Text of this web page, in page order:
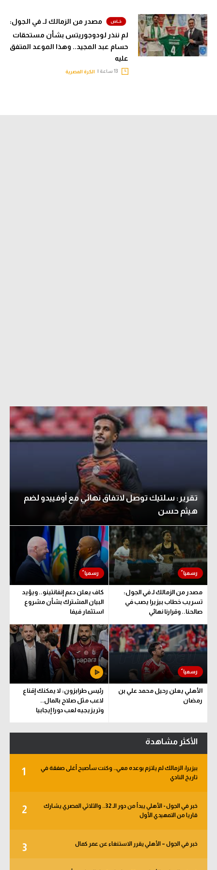
مصدر من الزمالك لـ في الجول:
لم ننذر لودوجوريتس بشأن مستحقات
حسام عبد المجيد.. وهذا الموعد المتفق
عليه
الكرة المصرية
تقرير: سلتيك توصل لاتفاق نهائي مع أوفييدو لضم
هيثم حسن
مصدر من الزمالك لـ في الجول:
تسريب خطاب بيزيرا يصب في
صالحنا.. وقرارنا نهائي
كاف يعلن دعم إنفانتينو.. ويؤيد
البيان المشترك بشأن مشروع
استثمار فيفا
الأهلي يعلن رحيل محمد علي بن
رمضان
رئيس طرابزون: لا يمكنك إقناع
لاعب مثل صلاح بالمال..
وتريزيجيه لعب دورا إيجابيا
الأكثر مشاهدة
1
بيزيرا: الزمالك لم يلتزم بوعده معي.. وكنت سأصبح أغلى صفقة في
تاريخ النادي
2
خبر في الجول - الأهلي يبدأ من دور الـ 32.. والثلاثي المصري يشارك
قاريا من التمهيدي الأول
3 خبر في الجول – الأهلي يقرر الاستنغاء عن عمر كمال